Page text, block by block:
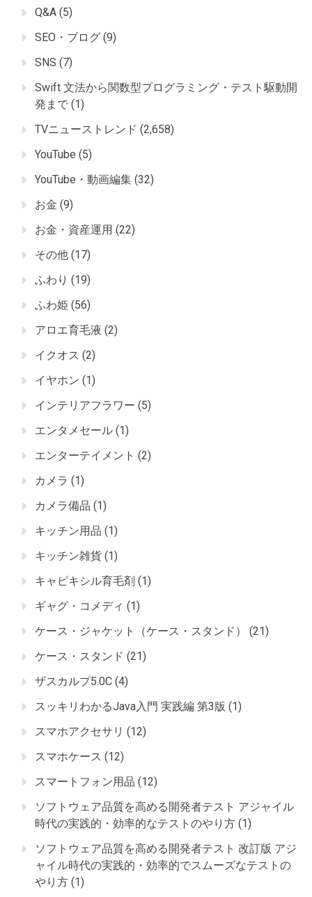
Q&A (5)
SEO・ブログ (9)
SNS (7)
Swift 文法から関数型プログラミング・テスト駆動開
発まで (1)
TVニューストレンド (2,658)
YouTube (5)
YouTube・動画編集 (32)
お金 (9)
お金・資産運用 (22)
その他 (17)
ふわり (19)
ふわ姫 (56)
アロエ育毛液 (2)
イクオス (2)
イヤホン (1)
インテリアフラワー (5)
エンタメセール (1)
エンターテイメント (2)
カメラ (1)
カメラ備品 (1)
キッチン用品 (1)
キッチン雑貨 (1)
キャピキシル育毛剤 (1)
ギャグ・コメディ (1)
ケース・ジャケット（ケース・スタンド）
(21)
ケース・スタンド (21)
ザスカルプ5.0C (4)
スッキリわかるJava入門 実践編 第3版 (1)
スマホアクセサリ (12)
スマホケース (12)
スマートフォン用品 (12)
ソフトウェア品質を高める開発者テスト アジャイル
時代の実践的・効率的なテストのやり方 (1)
ソフトウェア品質を高める開発者テスト 改訂版 アジ
ャイル時代の実践的・効率的でスムーズなテストの
やり方 (1)